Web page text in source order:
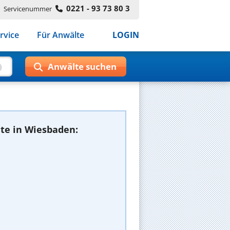
Servicenummer 0221 - 93 73 80 3
Für Anwälte LOGIN
in Wiesbaden: